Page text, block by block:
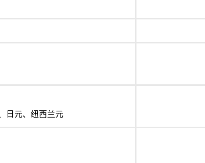
日元、纽西兰元